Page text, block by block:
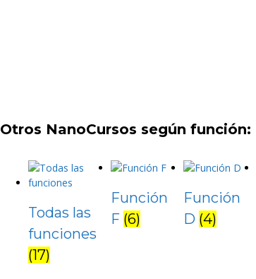
Otros NanoCursos según función:
Todas las
funciones
(17)
Función
F (6)
Función
D (4)